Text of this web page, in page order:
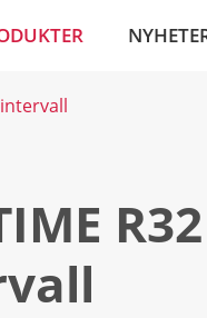
intervall